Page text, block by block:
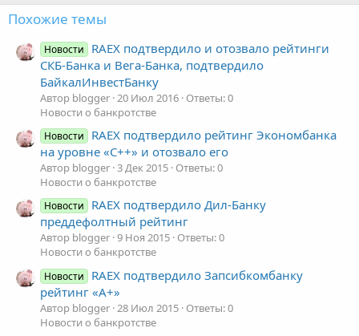
Похожие темы
Новости
RAEX подтвердило и отозвало рейтинги
СКБ-Банка и Вега-Банка, подтвердило
БайкалИнвестБанку
Автор blogger 20 Июл 2016 Ответы: 0
Новости о банкротстве
Новости
RAEX подтвердило рейтинг Экономбанка
на уровне «C++» и отозвало его
Автор blogger 3 Дек 2015 Ответы: 0
Новости о банкротстве
Новости
RAEX подтвердило Дил-Банку
преддефолтный рейтинг
Автор blogger 9 Ноя 2015 Ответы: 0
Новости о банкротстве
Новости
RAEX подтвердило Запсибкомбанку
рейтинг «А+»
Автор blogger 28 Июл 2015 Ответы: 0
Новости о банкротстве